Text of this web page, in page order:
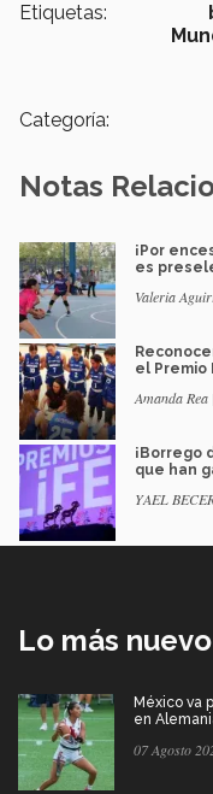
Etiquetas:
Categoría:
Notas
¡Por
es
Valeria
el Premio
Amanda
¡Borrego
que han
YAEL
Lo más nuevo
México va
en
07 Agosto